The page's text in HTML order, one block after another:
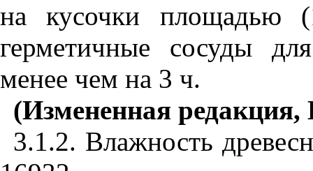
на кусочки
герметичные сосуды
менее чем на 3 ч.
(Измененная
3.1.2. Влажность